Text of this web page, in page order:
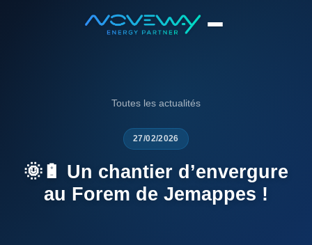
Toutes les actualités
27/02/2026
🌞🔋 Un chantier d’envergure
au Forem de Jemappes !